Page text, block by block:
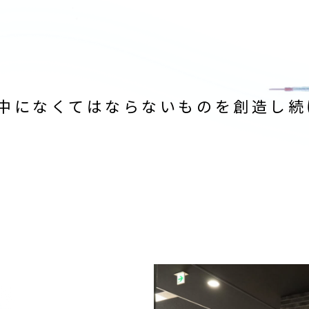
になくてはならないものを創造し